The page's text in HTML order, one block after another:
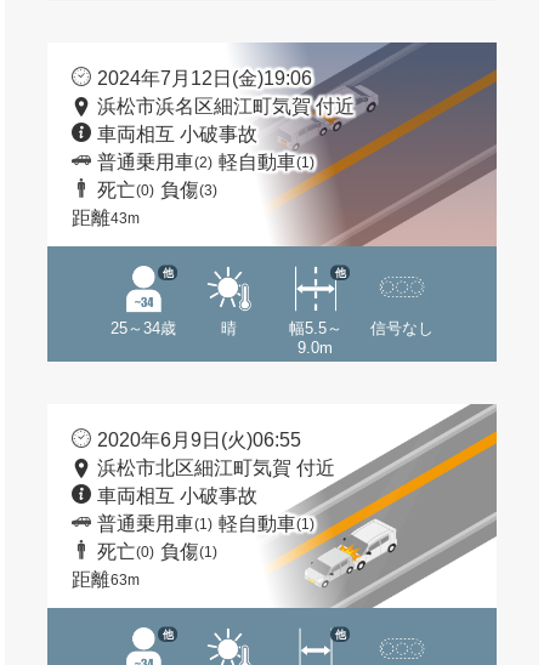
2024年7月12日(金)19:06
浜松市浜名区細江町気賀 付近
車両相互 小破事故
普通乗用車(2) 軽自動車(1)
死亡(0) 負傷(3)
距離43m
25～34歳
他
晴
幅5.5～
9.0m
他
信号なし
2020年6月9日(火)06:55
浜松市北区細江町気賀 付近
車両相互 小破事故
普通乗用車(1) 軽自動車(1)
死亡(0) 負傷(1)
距離63m
他 他